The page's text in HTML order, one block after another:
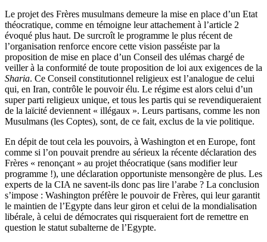
Le projet des Frères musulmans demeure la mise en place d’un Etat
théocratique, comme en témoigne leur attachement à l’article 2
évoqué plus haut. De surcroît le programme le plus récent de
l’organisation renforce encore cette vision passéiste par la
proposition de mise en place d’un Conseil des ulémas chargé de
veiller à la conformité de toute proposition de loi aux exigences de la
Sharia. Ce Conseil constitutionnel religieux est l’analogue de celui
qui, en Iran, contrôle le pouvoir élu. Le régime est alors celui d’un
super parti religieux unique, et tous les partis qui se revendiqueraient
de la laïcité deviennent « illégaux ». Leurs partisans, comme les non
Musulmans (les Coptes), sont, de ce fait, exclus de la vie politique.
En dépit de tout cela les pouvoirs, à Washington et en Europe, font
comme si l’on pouvait prendre au sérieux la récente déclaration des
Frères « renonçant » au projet théocratique (sans modifier leur
programme !), une déclaration opportuniste mensongère de plus. Les
experts de la CIA ne savent-ils donc pas lire l’arabe ? La conclusion
s’impose : Washington préfère le pouvoir de Frères, qui leur garantit
le maintien de l’Egypte dans leur giron et celui de la mondialisation
libérale, à celui de démocrates qui risqueraient fort de remettre en
question le statut subalterne de l’Egypte.